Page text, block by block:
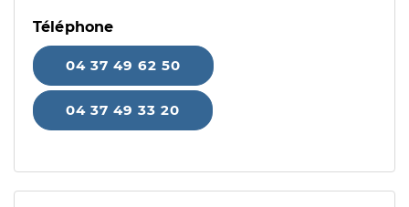
Téléphone
04 37 49 62 50
04 37 49 33 20